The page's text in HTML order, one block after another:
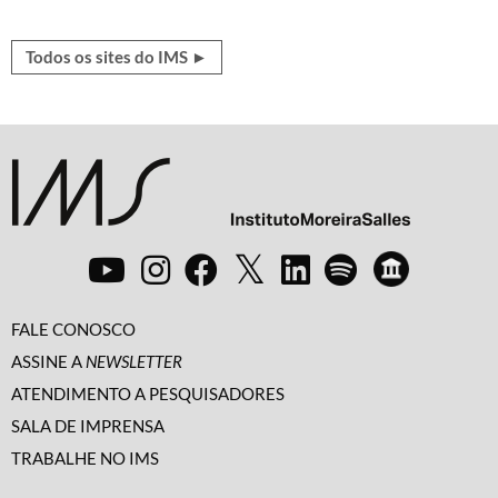
Todos os sites do IMS ►
FALE CONOSCO
ASSINE A NEWSLETTER
ATENDIMENTO A PESQUISADORES
SALA DE IMPRENSA
TRABALHE NO IMS